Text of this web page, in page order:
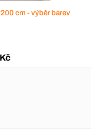
na každodenní spaní
20 742 Kč